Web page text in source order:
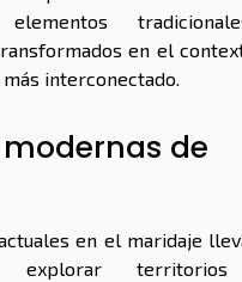
en el
interconectado.
de
en el maridaje
explorar territorios